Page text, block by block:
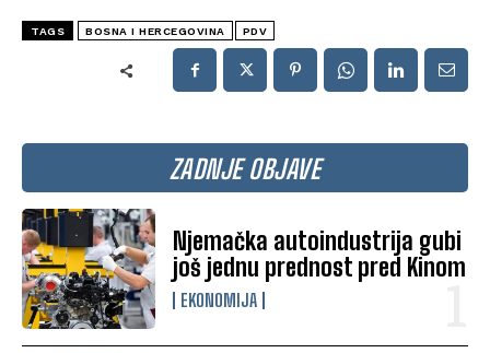
ZADNJE OBJAVE
Njemačka autoindustrija gubi
još jednu prednost pred Kinom
EKONOMIJA
TAGS BOSNA I HERCEGOVINA PDV